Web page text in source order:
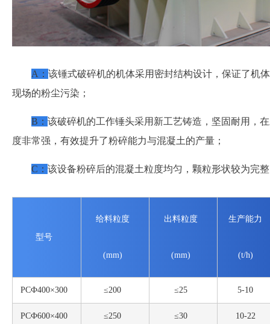
A ： 该锤式破碎机的机体采用密封结构设计，保证了机
现场的粉尘污染；
B ： 该破碎机的工作锤头采用新工艺铸造，坚固耐用，
度非常强，有效提升了粉碎能力与混凝土的产量；
C ： 该设备粉碎后的混凝土粒度均匀，颗粒形状较为完
型号
给料粒度
(mm)
出料粒度
(mm)
生产能力
(t/h)
PCФ400×300 ≤200 ≤25 5-10
PCФ600×400 ≤250 ≤30 10-22